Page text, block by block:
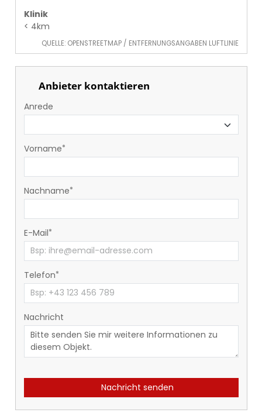
Klinik
< 4km
QUELLE: OPENSTREETMAP / ENTFERNUNGSANGABEN LUFTLINIE
Anbieter kontaktieren
Anrede
Vorname
Nachname
E-Mail
Telefon
Nachricht
Nachricht senden